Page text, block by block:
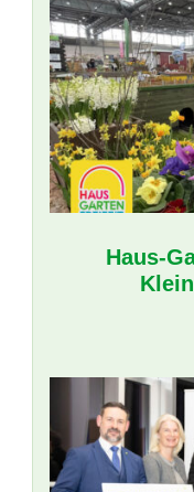
Haus-